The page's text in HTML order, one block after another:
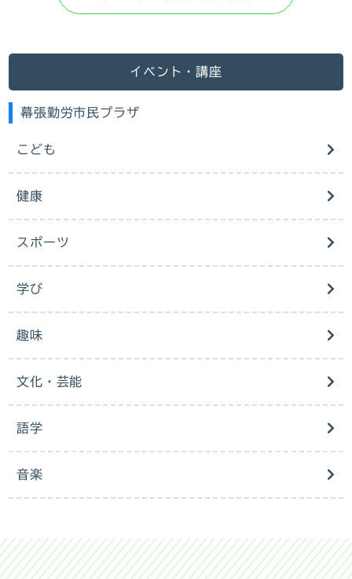
イベント・講座
幕張勤労市民プラザ
こども
健康
スポーツ
学び
趣味
文化・芸能
語学
音楽